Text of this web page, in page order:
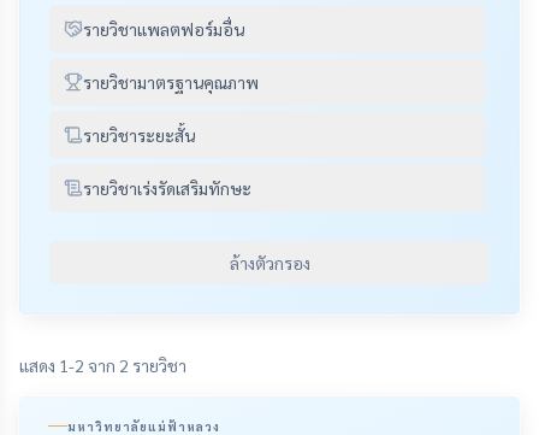
รายวิชาแพลตฟอร์มอื่น
รายวิชามาตรฐานคุณภาพ
รายวิชาระยะสั้น
รายวิชาเร่งรัดเสริมทักษะ
ล้างตัวกรอง
แสดง 1-2 จาก 2 รายวิชา
มหาวิทยาลัยแม่ฟ้าหลวง